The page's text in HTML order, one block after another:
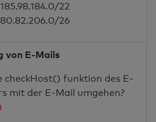
185.98.184.0/22
80.82.206.0/26
von E-Mails
checkHost() funktion des E-
mit der E-Mail umgehen?